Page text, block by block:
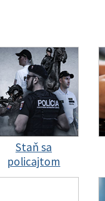
Staň sa
policajtom